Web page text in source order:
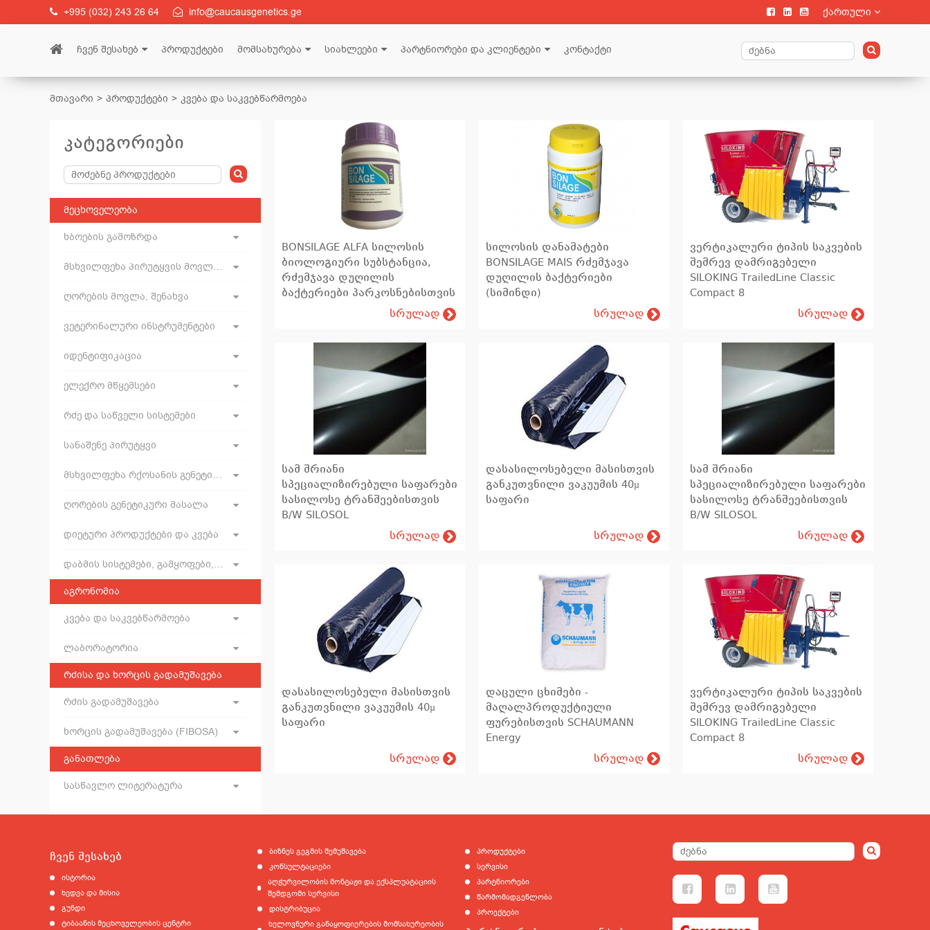
+995 (032) 243 26 64 info@caucausgenetics.ge ქართული
ჩვენ შესახებ პროდუქტები მომსახურება სიახლეები პარტნიორები და კლიენტები კონტაქტი
მთავარი პროდუქტები კვება და საკვებწარმოება
კატეგორიები
მეცხოველეობა
ხბოების გამოზრდა
მსხვილფეხა პირუტყვის მოვლა, შენახვა
ღორების მოვლა, შენახვა
ვეტერინალური ინსტრუმენტები
იდენტიფიკაცია
ელექრო მწყემსები
რძე და საწველი სისტემები
სანაშენე პირუტყვი
მსხვილფეხა რქოსანის გენეტიკური მასალა და ხელოვნური დათესვლის ინვენტარი
ღორების გენეტიკური მასალა
დიეტური პროდუქტები და კვება
დაბმის სისტემები, გამყოფები, საკვები ბარიერები, ჭიშკრები, ხიდები, გალიები, გაგრილება
აგრონომია
კვება და საკვებწარმოება
ლაბორატორია
რძისა და ხორცის გადამუშავება
რძის გადამუშავება
ხორცის გადამუშავება (FIBOSA)
განათლება
სასწავლო ლიტერატურა
BONSILAGE ALFA სილოსის
ბიოლოგიური სუბსტანცია,
რძემჯავა დუღილის
ბაქტერიები პარკოსნებისთვის
სრულად
სილოსის დანამატები
BONSILAGE MAIS რძემჯავა
დუღილის ბაქტერიები
(სიმინდი)
სრულად
ვერტიკალური ტიპის საკვების
შემრევ დამრიგებელი
SILOKING TrailedLine Classic
Compact 8
სრულად
სამ შრიანი
სპეციალიზირებული საფარები
სასილოსე ტრანშეებისთვის
B/W SILOSOL
სრულად
დასასილოსებელი მასისთვის
განკუთვნილი ვაკუუმის 40µ
საფარი
სრულად
სამ შრიანი
სპეციალიზირებული საფარები
სასილოსე ტრანშეებისთვის
B/W SILOSOL
სრულად
დასასილოსებელი მასისთვის
განკუთვნილი ვაკუუმის 40µ
საფარი
სრულად
დაცული ცხიმები -
მაღალპროდუქტიული
ფურებისთვის SCHAUMANN
Energy
სრულად
ვერტიკალური ტიპის საკვების
შემრევ დამრიგებელი
SILOKING TrailedLine Classic
Compact 8
სრულად
ჩვენ შესახებ
ისტორია
ხედვა და მისია
გუნდი
ტიბაანის მეცხოველეობის ცენტრი
ბიზნეს გეგმის შემუშავება
კონსულტაციები
აღჭურვილობის მონტაჟი და ექსპლუატაციის
შემდგომი სერვისი
დისტრიბუცია
ხელოვნური განაყოფიერების მომსახურეობის
პროდუქტები
სერვისი
პარტნიორები
წარმომადგენლობა
პროექტები